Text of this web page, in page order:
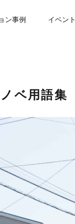
ン事例 イベント
ベ用語集